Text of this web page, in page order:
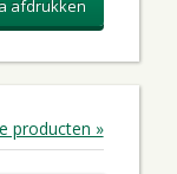
afdrukken
producten »